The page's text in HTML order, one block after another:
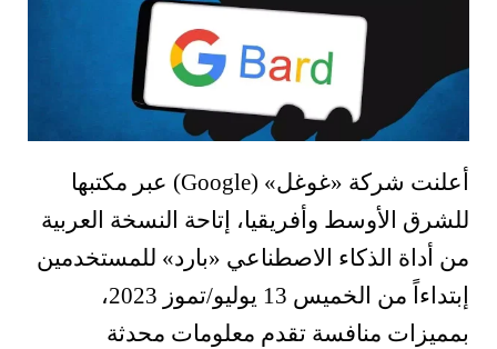
أعلنت شركة «غوغل» (Google) عبر مكتبها
للشرق الأوسط وأفريقيا، إتاحة النسخة العربية
من أداة الذكاء الاصطناعي «بارد» للمستخدمين
إبتداءاً من الخميس 13 يوليو/تموز 2023،
بمميزات منافسة تقدم معلومات محدثة